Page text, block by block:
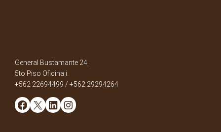
General Bustamante 24,
5to Piso Oficina i.
+562 22694499 / +562 29294264